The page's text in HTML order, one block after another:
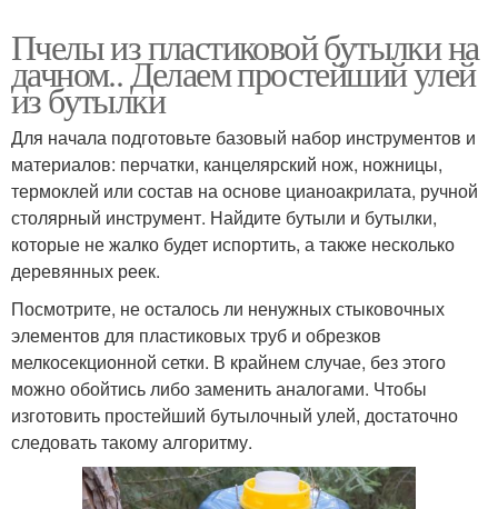
Пчелы из пластиковой бутылки на
дачном.. Делаем простейший улей
из бутылки
Для начала подготовьте базовый набор инструментов и
материалов: перчатки, канцелярский нож, ножницы,
термоклей или состав на основе цианоакрилата, ручной
столярный инструмент. Найдите бутыли и бутылки,
которые не жалко будет испортить, а также несколько
деревянных реек.
Посмотрите, не осталось ли ненужных стыковочных
элементов для пластиковых труб и обрезков
мелкосекционной сетки. В крайнем случае, без этого
можно обойтись либо заменить аналогами. Чтобы
изготовить простейший бутылочный улей, достаточно
следовать такому алгоритму.